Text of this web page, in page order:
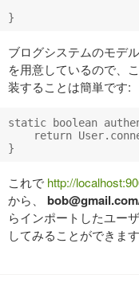
ブログシステムのモデ
を用意しているので、
装することは簡単です:
static boolean
return
これで http://
から、 bob@gmail.com
らインポートしたユー
してみることができます